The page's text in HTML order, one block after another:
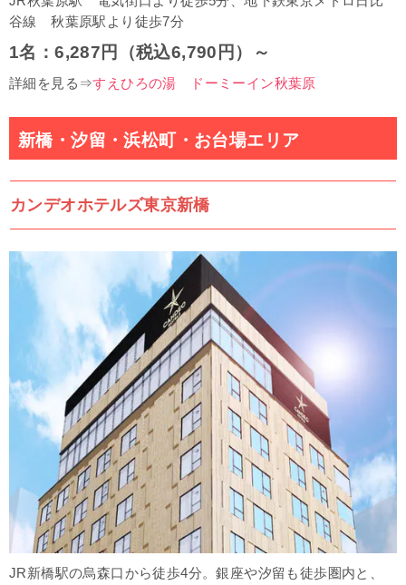
谷線 秋葉原駅より徒歩7分
1名：6,287円（税込6,790円）～
詳細を見る⇒すえひろの湯 ドーミーイン秋葉原
新橋・汐留・浜松町・お台場エリア
カンデオホテルズ東京新橋
JR新橋駅の烏森口から徒歩4分。銀座や汐留も徒歩圏内と、